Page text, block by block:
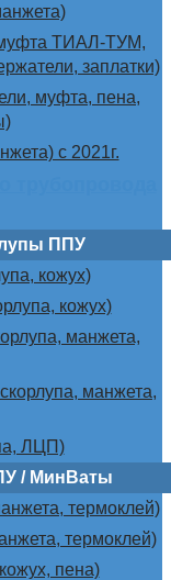
ТИАЛ-ТУМ,
заплатки)
муфта, пена,
с 2021г.
ППУ
кожух)
кожух)
манжета,
манжета,
ЛЦП)
/ МинВаты
термоклей)
термоклей)
пена)